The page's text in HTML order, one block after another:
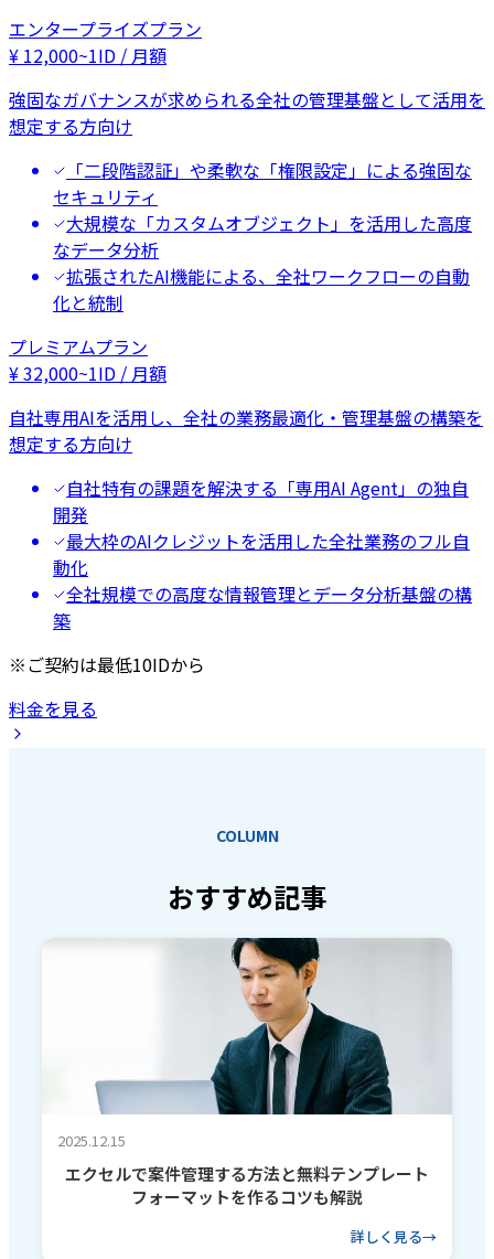
エンタープライズプラン
¥ 12,000~1ID / 月額
強固なガバナンスが求められる全社の管理基盤として活用を
想定する方向け
「二段階認証」や柔軟な「権限設定」による強固な
セキュリティ
大規模な「カスタムオブジェクト」を活用した高度
なデータ分析
拡張されたAI機能による、全社ワークフローの自動
化と統制
プレミアムプラン
¥32,000~1ID / 月額
自社専用AIを活用し、全社の業務最適化・管理基盤の構築を
想定する方向け
自社特有の課題を解決する「専用AI Agent」の独自
開発
最大枠のAIクレジットを活用した全社業務のフル自
動化
全社規模での高度な情報管理とデータ分析基盤の構
築
※ご契約は最低10IDから
料金を見る
COLUMN
おすすめ記事
2025.12.15
エクセルで案件管理する方法と無料テンプレート
フォーマットを作るコツも解説
詳しく見る